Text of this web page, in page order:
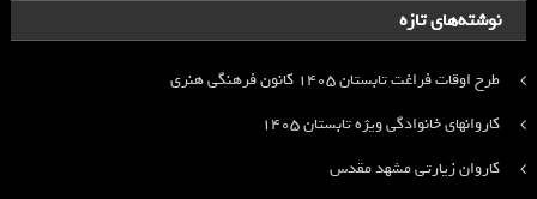
نوشته‌های تازه
طرح اوقات فراغت تابستان ۱۴۰۵ کانون فرهنگی هنری
کاروانهای خانوادگی ویژه تابستان ۱۴۰۵
کاروان زیارتی مشهد مقدس